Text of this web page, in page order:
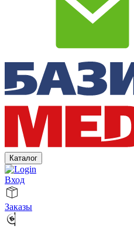
Каталог
Вход
Заказы